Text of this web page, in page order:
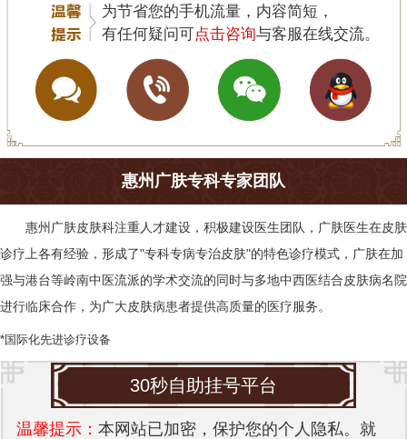
为节省您的手机流量，内容简短，
有任何疑问可点击咨询与客服在线交流。
惠州广肤专科专家团队
惠州广肤皮肤科注重人才建设，积极建设医生团队，广肤医生在皮肤
诊疗上各有经验，形成了"专科专病专治皮肤"的特色诊疗模式，广肤在加
强与港台等岭南中医流派的学术交流的同时与多地中西医结合皮肤病名院
进行临床合作，为广大皮肤病患者提供高质量的医疗服务。
*国际化先进诊疗设备
30秒自助挂号平台
温馨提示： 本网站已加密，保护您的个人隐私。就